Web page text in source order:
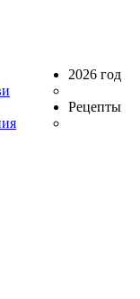
2026 год
Рецепты